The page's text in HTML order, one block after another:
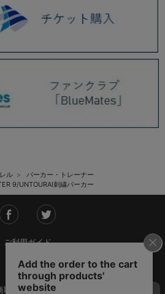
ル
パーカー・トレーナー
9/UNTOURAI刺繍パーカー
ご利用ガイド
会社概要
取引法に基づく表記